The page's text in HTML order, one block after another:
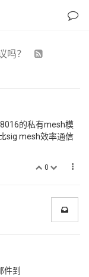
吗？
的私有mesh模
sig mesh效率通信
0
件到